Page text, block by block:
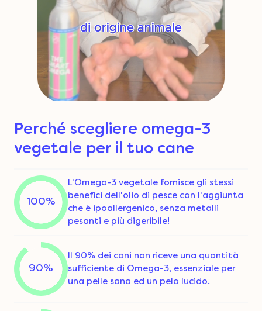
Perché scegliere omega-3
vegetale per il tuo cane
100%
L'Omega-3 vegetale fornisce gli stessi
benefici dell'olio di pesce con l'aggiunta
che è ipoallergenico, senza metalli
pesanti e più digeribile!
90%
Il 90% dei cani non riceve una quantità
sufficiente di Omega-3, essenziale per
una pelle sana ed un pelo lucido.